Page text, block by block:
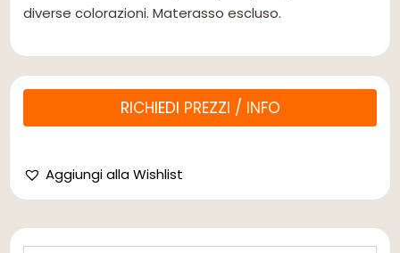
diverse colorazioni. Materasso escluso.
RICHIEDI PREZZI / INFO
Aggiungi alla Wishlist